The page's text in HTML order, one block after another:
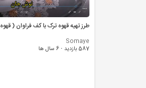
طرز تهیه قهوه ترک با کف فراوان (
Somaye
587 بازدید
· 6 سال ها